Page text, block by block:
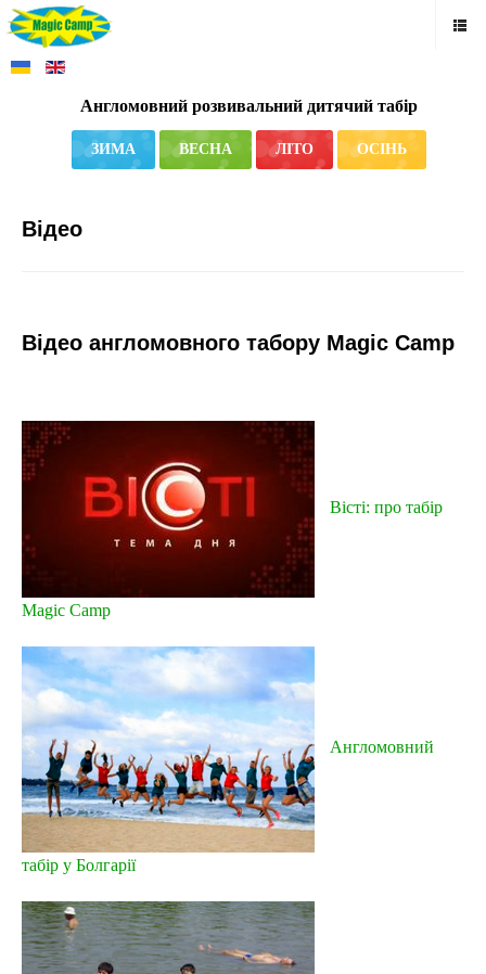
Англомовний розвивальний дитячий табір
ЗИМА ВЕСНА ЛІТО ОСІНЬ
Відео
Відео англомовного табору Magic Camp
Вісті: про табір
Magic Camp
Англомовний
табір у Болгарії